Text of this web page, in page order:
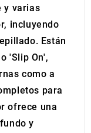
y varias
incluyendo
Están
'Slip On',
como a
para
ofrece una
y